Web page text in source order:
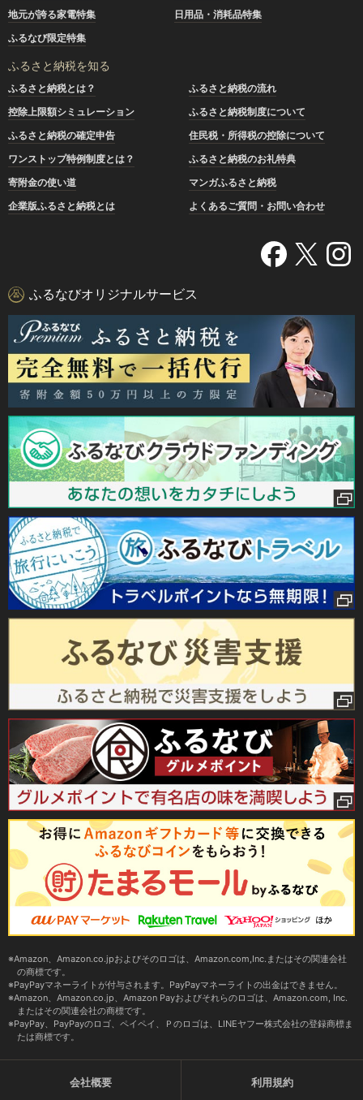
地元が誇る家電特集
日用品・消耗品特集
ふるなび限定特集
ふるさと納税を知る
ふるさと納税とは？
ふるさと納税の流れ
控除上限額シミュレーション
ふるさと納税制度について
ふるさと納税の確定申告
住民税・所得税の控除について
ワンストップ特例制度とは？
ふるさと納税のお礼特典
寄附金の使い道
マンガふるさと納税
企業版ふるさと納税とは
よくあるご質問・お問い合わせ
ふるなびオリジナルサービス
Amazon、Amazon.co.jpおよびそのロゴは、Amazon.com,Inc.またはその関連会社
の商標です。
PayPayマネーライトが付与されます。PayPayマネーライトの出金はできません。
Amazon、Amazon.co.jp、Amazon Payおよびそれらのロゴは、Amazon.com, Inc.
またはその関連会社の商標です。
PayPay、PayPayのロゴ、ペイペイ、Ｐのロゴは、LINEヤフー株式会社の登録商標ま
たは商標です。
会社概要 利用規約